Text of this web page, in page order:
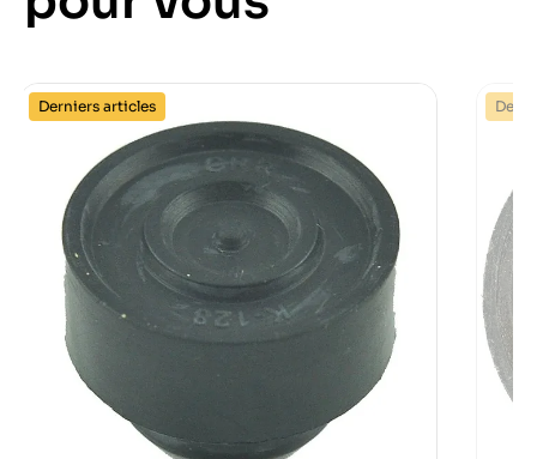
Derniers articles